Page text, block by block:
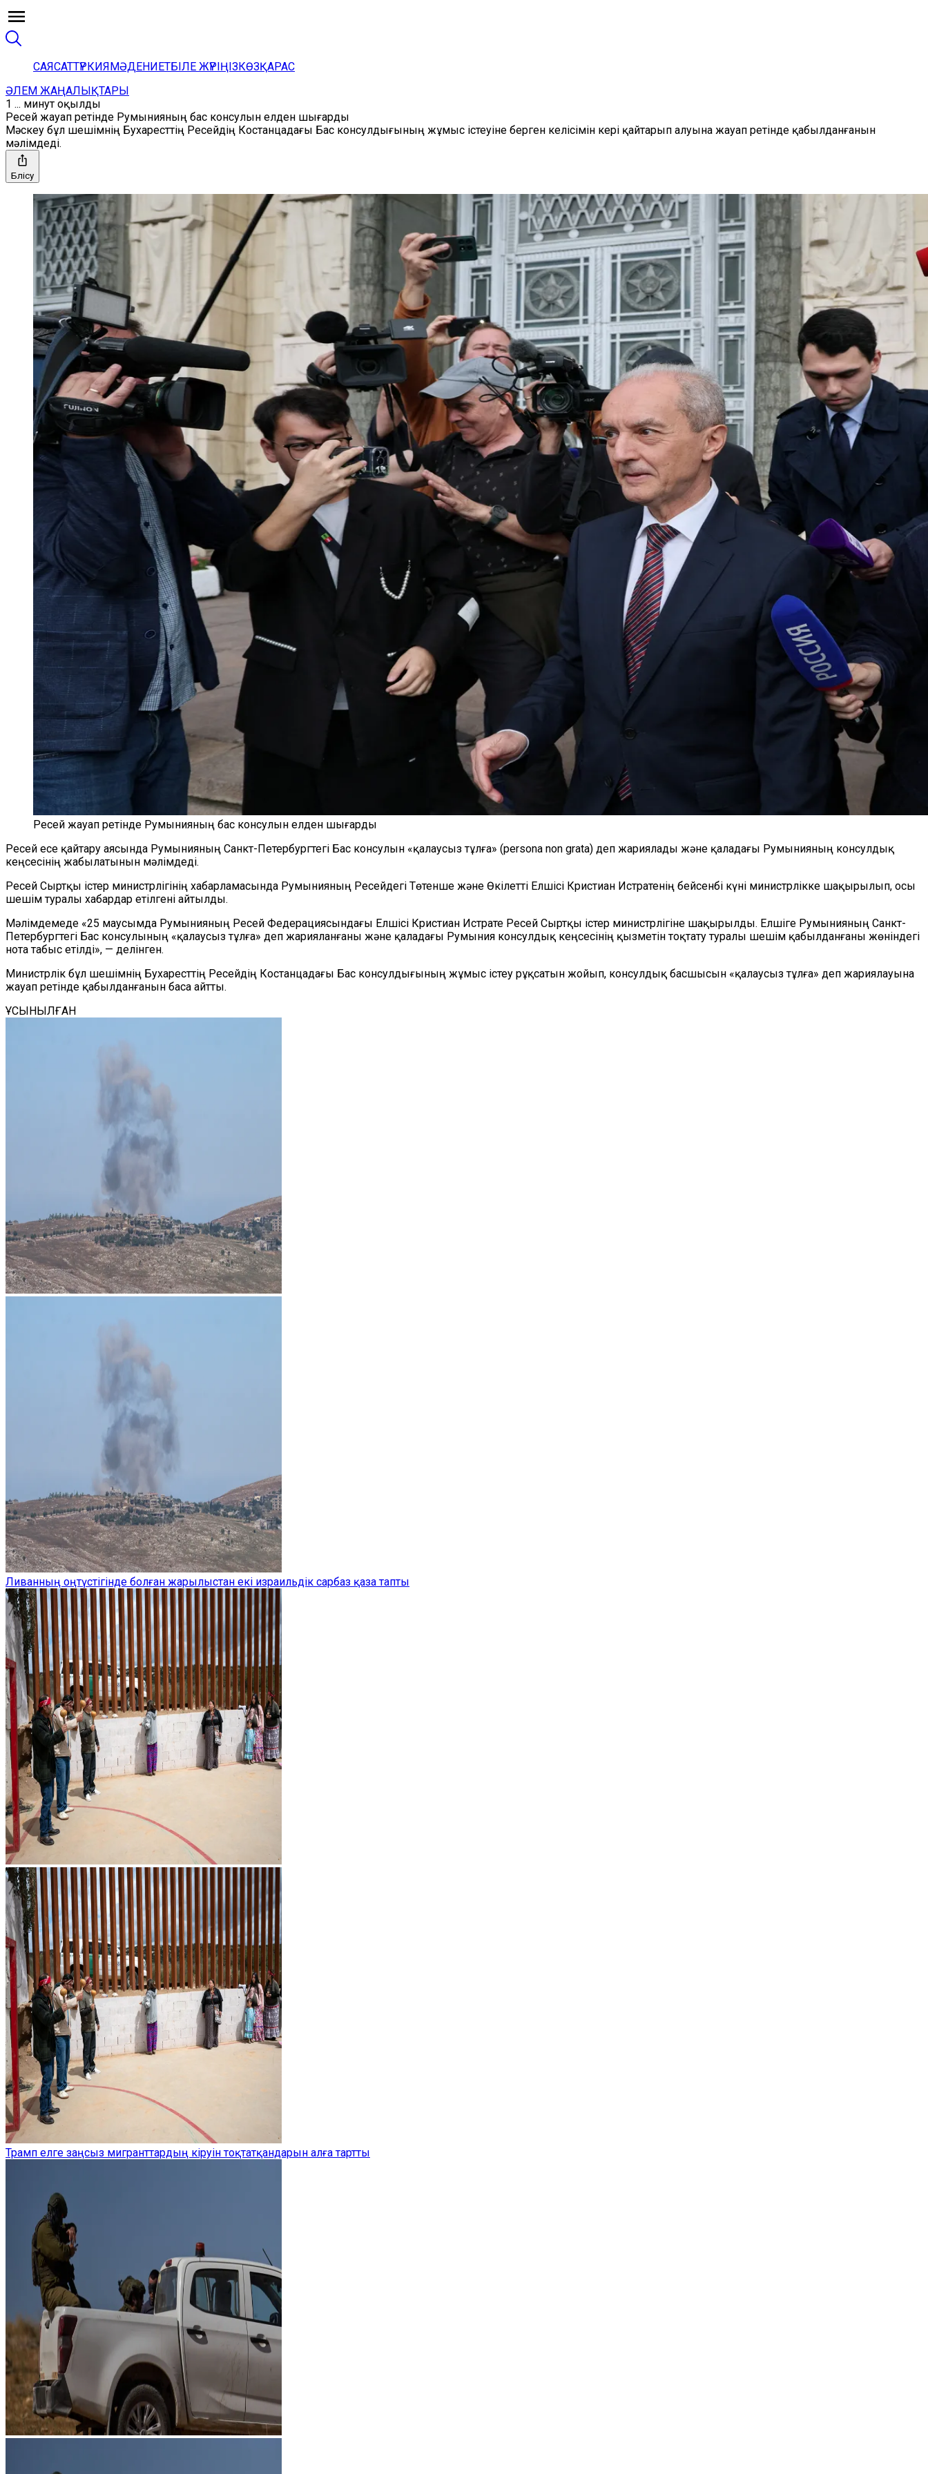
САЯСАТТҮРКИЯМӘДЕНИЕТБІЛЕ ЖҮРІҢІЗКӨЗҚАРАС
ӘЛЕМ ЖАҢАЛЫҚТАРЫ
1 ... минут оқылды
Ресей жауап ретінде Румынияның бас консулын елден шығарды
Мәскеу бұл шешімнің Бухаресттің Ресейдің Костанцадағы Бас консулдығының жұмыс істеуіне берген келісімін кері қайтарып алуына жауап ретінде қабылданғанын
мәлімдеді.
Бөлісу
Ресей жауап ретінде Румынияның бас консулын елден шығарды
Ресей есе қайтару аясында Румынияның Санкт-Петербургтегі Бас консулын «қалаусыз тұлға» (persona non grata) деп жариялады және қаладағы Румынияның консулдық
кеңсесінің жабылатынын мәлімдеді.
Ресей Сыртқы істер министрлігінің хабарламасында Румынияның Ресейдегі Төтенше және Өкілетті Елшісі Кристиан Истратенің бейсенбі күні министрлікке шақырылып, осы
шешім туралы хабардар етілгені айтылды.
Мәлімдемеде «25 маусымда Румынияның Ресей Федерациясындағы Елшісі Кристиан Истрате Ресей Сыртқы істер министрлігіне шақырылды. Елшіге Румынияның Санкт-
Петербургтегі Бас консулының «қалаусыз тұлға» деп жарияланғаны және қаладағы Румыния консулдық кеңсесінің қызметін тоқтату туралы шешім қабылданғаны жөніндегі
нота табыс етілді», — делінген.
Министрлік бұл шешімнің Бухаресттің Ресейдің Костанцадағы Бас консулдығының жұмыс істеу рұқсатын жойып, консулдық басшысын «қалаусыз тұлға» деп жариялауына
жауап ретінде қабылданғанын баса айтты.
ҰСЫНЫЛҒАН
Ливанның оңтүстігінде болған жарылыстан екі израильдік сарбаз қаза тапты
Трамп елге заңсыз мигранттардың кіруін тоқтатқандарын алға тартты